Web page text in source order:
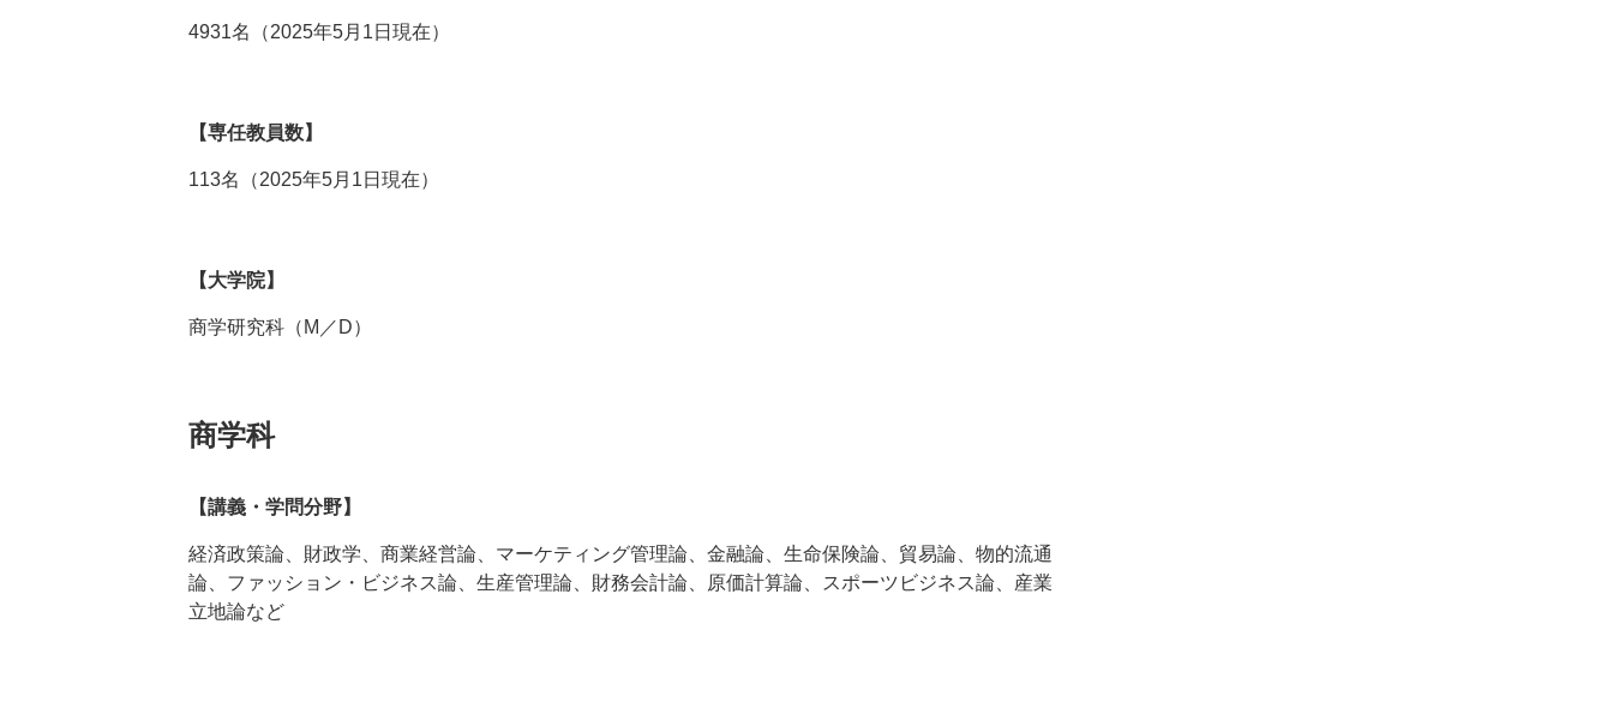
4931名（2025年5月1日現在）
【専任教員数】
113名（2025年5月1日現在）
【大学院】
商学研究科（M／D）
商学科
【講義・学問分野】
経済政策論、財政学、商業経営論、マーケティング管理論、金融論、生命保険論、貿易論、物的流通
論、ファッション・ビジネス論、生産管理論、財務会計論、原価計算論、スポーツビジネス論、産業
立地論など